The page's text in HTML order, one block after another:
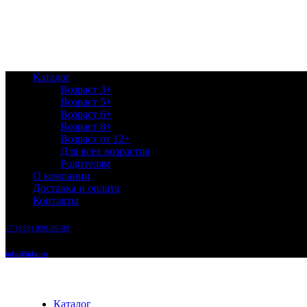
Каталог
Возраст 3+
Возраст 5+
Возраст 6+
Возраст 8+
Возраст от 12+
Для всех возрастов
Родителям
О компании
Доставка и оплата
Контакты
+7 (999) 999-99-99
info@info.ru
Каталог